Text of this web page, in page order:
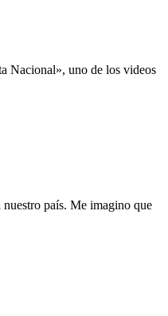
Nacional», uno de los videos
nuestro país. Me imagino que